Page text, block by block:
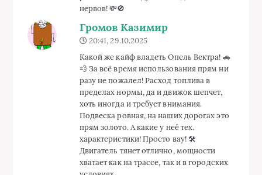
нервов! 💸🚫
Громов Казимир
20:41, 29.10.2025
Какой же кайф владеть Опель Вектра! 🚗
💨 За всё время использования прям ни
разу не пожалел! Расход топлива в
пределах нормы, да и движок шепчет,
хоть иногда и требует внимания.
Подвеска ровная, на наших дорогах это
прям золото. А какие у неё тех.
характеристики! Просто вау! 🛠️
Двигатель тянет отлично, мощности
хватает как на трассе, так и в городских